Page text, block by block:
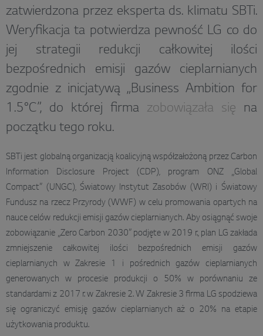
zatwierdzona przez eksperta ds. klimatu SBTi.
Weryfikacja ta potwierdza pewność LG co do
jej strategii redukcji całkowitej ilości
bezpośrednich emisji gazów cieplarnianych
zgodnie z inicjatywą „Business Ambition for
1.5°C”, do której firma zobowiązała się na
początku tego roku.
SBTi jest globalną organizacją koalicyjną współzałożoną przez Carbon
Information Disclosure Project (CDP), program ONZ „Global
Compact” (UNGC), Światowy Instytut Zasobów (WRI) i Światowy
Fundusz na rzecz Przyrody (WWF) w celu promowania opartych na
nauce celów redukcji emisji gazów cieplarnianych. Aby osiągnąć swoje
zobowiązanie „Zero Carbon 2030” podjęte w 2019 r., plan LG zakłada
zmniejszenie całkowitej ilości bezpośrednich emisji gazów
cieplarnianych w Zakresie 1 i pośrednich gazów cieplarnianych
generowanych w procesie produkcji o 50% w porównaniu ze
standardami z 2017 r. w Zakresie 2. W Zakresie 3 firma LG spodziewa
się ograniczyć emisję gazów cieplarnianych aż o 20% na etapie
użytkowania produktu.